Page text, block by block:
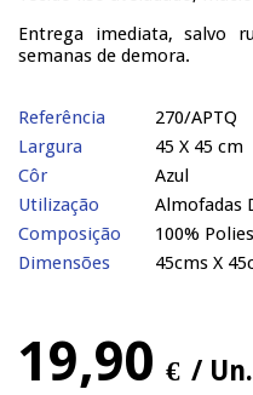
Entrega imediata, salvo
semanas de demora.
Referência
270/APTQ
Largura
45 X 45 cm
Côr
Azul
Utilização
Almofadas
Composição
100%
Dimensões
45cms X
19,90 € / Un.